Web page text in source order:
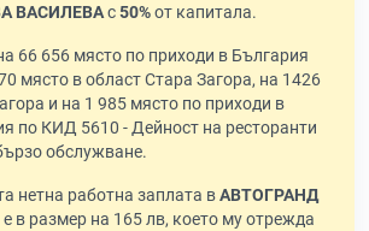
ВАСИЛЕВАс50%от капитала.
66 656 място по приходи в България
място в област Стара Загора, на 1426
и на 1 985 място по приходи в
по КИД 5610 - Дейност на ресторанти
обслужване.
нетна работна заплата вАВТОГРАНД
е в размер на 165 лв, което му отрежда